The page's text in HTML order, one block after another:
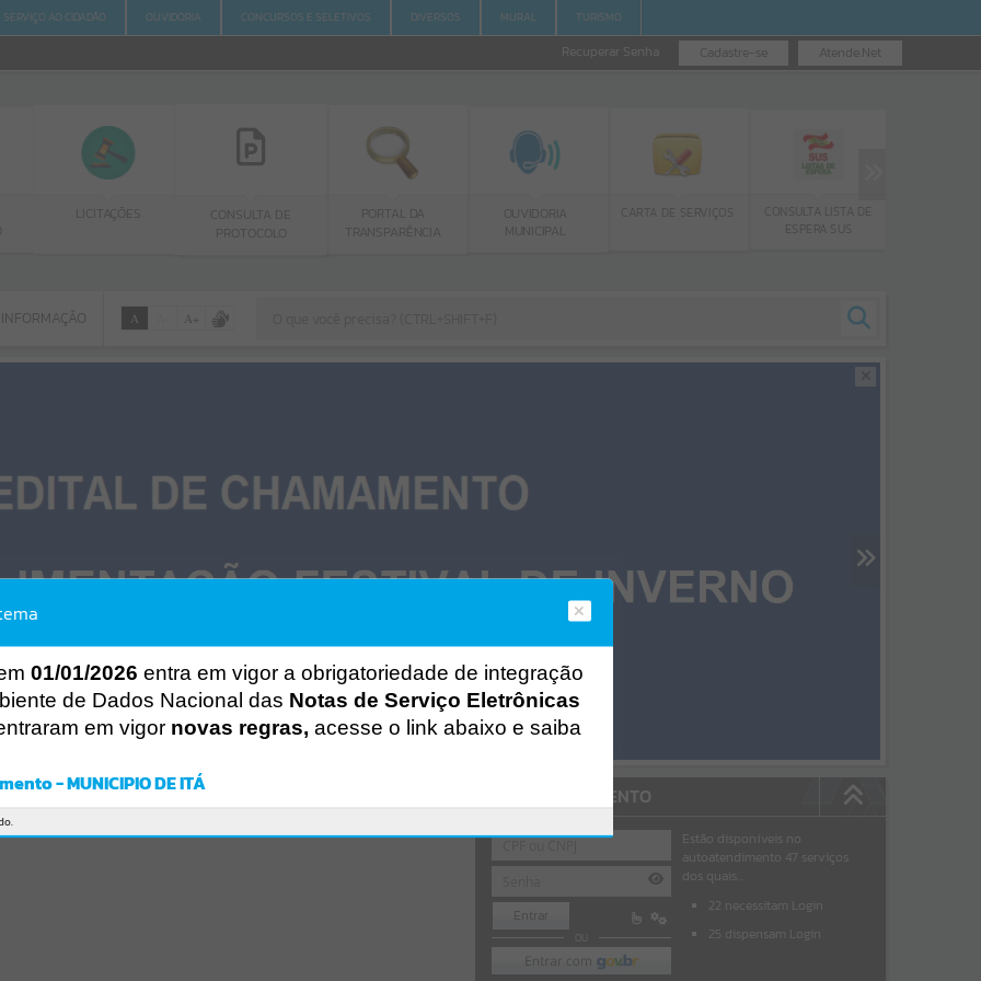
SERVIÇO AO CIDADÃO OUVIDORIA CONCURSOS E SELETIVOS DIVERSOS MURAL TURISMO
Atende.Net
Cadastre-se
Recuperar Senha
LICITAÇÕES
CONSULTA DE
PROTOCOLO
PORTAL DA
TRANSPARÊNCIA
OUVIDORIA
MUNICIPAL
CARTA DE SERVIÇOS
CONSULTA LISTA DE
ESPERA SUS
A A +
AUTOATENDIMENTO
Entrar
Estão disponíveis no
autoatendimento 47 serviços
dos quais...
22 necessitam Login
25 dispensam Login
01/01/2026 entra em vigor a obrigatoriedade de integração
de Dados Nacional das Notas de Serviço Eletrônicas
em vigor novas regras, acesse o link abaixo e saiba
- MUNICIPIO DE ITÁ